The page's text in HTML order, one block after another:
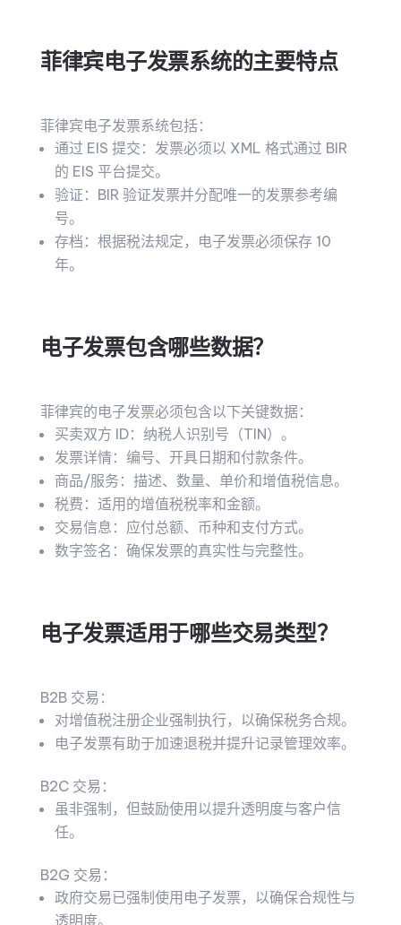
菲律宾电子发票系统的主要特点
菲律宾电子发票系统包括：
通过 EIS 提交：发票必须以 XML 格式通过 BIR
的 EIS 平台提交。
验证：BIR 验证发票并分配唯一的发票参考编
号。
存档：根据税法规定，电子发票必须保存 10
年。
电子发票包含哪些数据？
菲律宾的电子发票必须包含以下关键数据：
买卖双方 ID：纳税人识别号（TIN）。
发票详情：编号、开具日期和付款条件。
商品/服务：描述、数量、单价和增值税信息。
税费：适用的增值税税率和金额。
交易信息：应付总额、币种和支付方式。
数字签名：确保发票的真实性与完整性。
电子发票适用于哪些交易类型？
B2B 交易：
对增值税注册企业强制执行，以确保税务合规。
电子发票有助于加速退税并提升记录管理效率。
B2C 交易：
虽非强制，但鼓励使用以提升透明度与客户信
任。
B2G 交易：
政府交易已强制使用电子发票，以确保合规性与
透明度。